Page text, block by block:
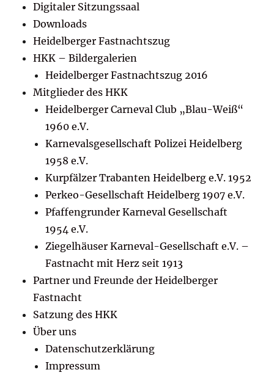
Digitaler Sitzungssaal
Downloads
Heidelberger Fastnachtszug
HKK – Bildergalerien
Heidelberger Fastnachtszug 2016
Mitglieder des HKK
Heidelberger Carneval Club „Blau-Weiß“
1960 e.V.
Karnevalsgesellschaft Polizei Heidelberg
1958 e.V.
Kurpfälzer Trabanten Heidelberg e.V. 1952
Perkeo-Gesellschaft Heidelberg 1907 e.V.
Pfaffengrunder Karneval Gesellschaft
1954 e.V.
Ziegelhäuser Karneval-Gesellschaft e.V. –
Fastnacht mit Herz seit 1913
Partner und Freunde der Heidelberger
Fastnacht
Satzung des HKK
Über uns
Datenschutzerklärung
Impressum